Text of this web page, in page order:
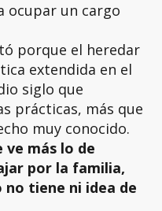
ocupar un cargo
porque el heredar
extendida en el
siglo que
prácticas, más que
muy conocido.
ve más lo de
por la familia,
no tiene ni idea de